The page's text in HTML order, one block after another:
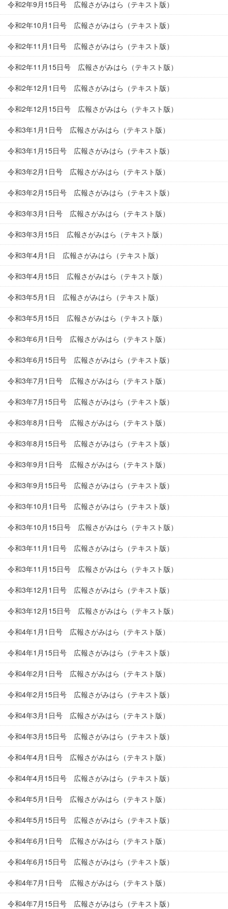
令和2年9月15日号 広報さがみはら（テキスト版）
令和2年10月1日号 広報さがみはら（テキスト版）
令和2年11月1日号 広報さがみはら（テキスト版）
令和2年11月15日号 広報さがみはら（テキスト版）
令和2年12月1日号 広報さがみはら（テキスト版）
令和2年12月15日号 広報さがみはら（テキスト版）
令和3年1月1日号 広報さがみはら（テキスト版）
令和3年1月15日号 広報さがみはら（テキスト版）
令和3年2月1日号 広報さがみはら（テキスト版）
令和3年2月15日号 広報さがみはら（テキスト版）
令和3年3月1日号 広報さがみはら（テキスト版）
令和3年3月15日 広報さがみはら（テキスト版）
令和3年4月1日 広報さがみはら（テキスト版）
令和3年4月15日 広報さがみはら（テキスト版）
令和3年5月1日 広報さがみはら（テキスト版）
令和3年5月15日 広報さがみはら（テキスト版）
令和3年6月1日号 広報さがみはら（テキスト版）
令和3年6月15日号 広報さがみはら（テキスト版）
令和3年7月1日号 広報さがみはら（テキスト版）
令和3年7月15日号 広報さがみはら（テキスト版）
令和3年8月1日号 広報さがみはら（テキスト版）
令和3年8月15日号 広報さがみはら（テキスト版）
令和3年9月1日号 広報さがみはら（テキスト版）
令和3年9月15日号 広報さがみはら（テキスト版）
令和3年10月1日号 広報さがみはら（テキスト版）
令和3年10月15日号 広報さがみはら（テキスト版）
令和3年11月1日号 広報さがみはら（テキスト版）
令和3年11月15日号 広報さがみはら（テキスト版）
令和3年12月1日号 広報さがみはら（テキスト版）
令和3年12月15日号 広報さがみはら（テキスト版）
令和4年1月1日号 広報さがみはら（テキスト版）
令和4年1月15日号 広報さがみはら（テキスト版）
令和4年2月1日号 広報さがみはら（テキスト版）
令和4年2月15日号 広報さがみはら（テキスト版）
令和4年3月1日号 広報さがみはら（テキスト版）
令和4年3月15日号 広報さがみはら（テキスト版）
令和4年4月1日号 広報さがみはら（テキスト版）
令和4年4月15日号 広報さがみはら（テキスト版）
令和4年5月1日号 広報さがみはら（テキスト版）
令和4年5月15日号 広報さがみはら（テキスト版）
令和4年6月1日号 広報さがみはら（テキスト版）
令和4年6月15日号 広報さがみはら（テキスト版）
令和4年7月1日号 広報さがみはら（テキスト版）
令和4年7月15日号 広報さがみはら（テキスト版）